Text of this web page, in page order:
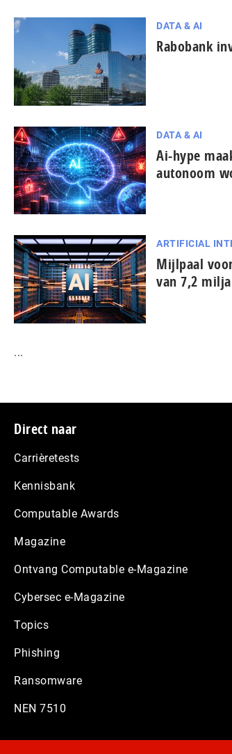
DATA & AI
Rabobank
DATA & AI
Ai-hype
autonoom
ARTIFICIAL
Mijlpaal
van 7,2
...
Footer
Direct naar
Carrièretests
Kennisbank
Computable Awards
Magazine
Ontvang Computable e-Magazine
Cybersec e-Magazine
Topics
Phishing
Ransomware
NEN 7510